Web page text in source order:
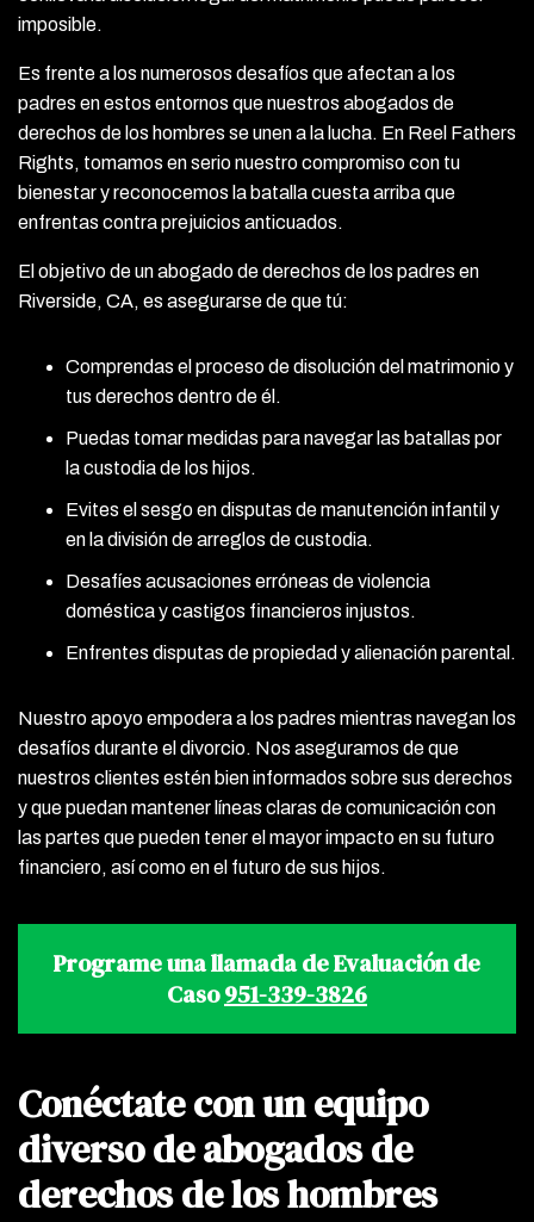
imposible.
Es frente a los numerosos desafíos que afectan a los
padres en estos entornos que nuestros abogados de
derechos de los hombres se unen a la lucha. En Reel Fathers
Rights, tomamos en serio nuestro compromiso con tu
bienestar y reconocemos la batalla cuesta arriba que
enfrentas contra prejuicios anticuados.
El objetivo de un abogado de derechos de los padres en
Riverside, CA, es asegurarse de que tú:
Comprendas el proceso de disolución del matrimonio y
tus derechos dentro de él.
Puedas tomar medidas para navegar las batallas por
la custodia de los hijos.
Evites el sesgo en disputas de manutención infantil y
en la división de arreglos de custodia.
Desafíes acusaciones erróneas de violencia
doméstica y castigos financieros injustos.
Enfrentes disputas de propiedad y alienación parental.
Nuestro apoyo empodera a los padres mientras navegan los
desafíos durante el divorcio. Nos aseguramos de que
nuestros clientes estén bien informados sobre sus derechos
y que puedan mantener líneas claras de comunicación con
las partes que pueden tener el mayor impacto en su futuro
financiero, así como en el futuro de sus hijos.
Programe una llamada de Evaluación de
Caso951-339-3826
Conéctate con un equipo
diverso de abogados de
derechos de los hombres